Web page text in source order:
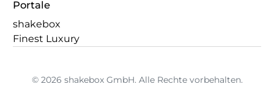
Portale
shakebox
Finest Luxury
© 2026 shakebox GmbH. Alle Rechte vorbehalten.